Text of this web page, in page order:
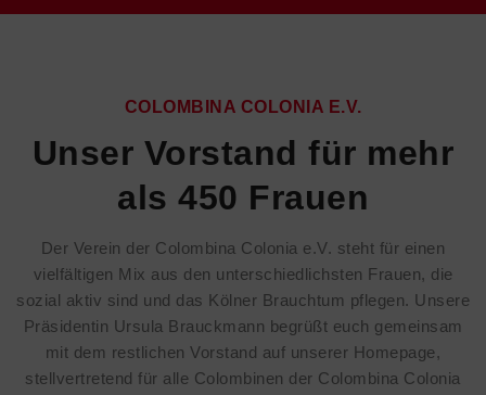
COLOMBINA COLONIA E.V.
Unser Vorstand für mehr
als 450 Frauen
Der Verein der Colombina Colonia e.V. steht für einen
vielfältigen Mix aus den unterschiedlichsten Frauen, die
sozial aktiv sind und das Kölner Brauchtum pflegen. Unsere
Präsidentin Ursula Brauckmann begrüßt euch gemeinsam
mit dem restlichen Vorstand auf unserer Homepage,
stellvertretend für alle Colombinen der Colombina Colonia